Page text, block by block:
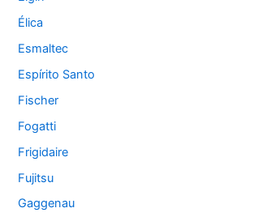
Élica
Esmaltec
Espírito Santo
Fischer
Fogatti
Frigidaire
Fujitsu
Gaggenau